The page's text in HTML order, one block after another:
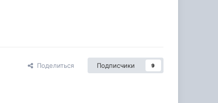
Поделиться Подписчики 9